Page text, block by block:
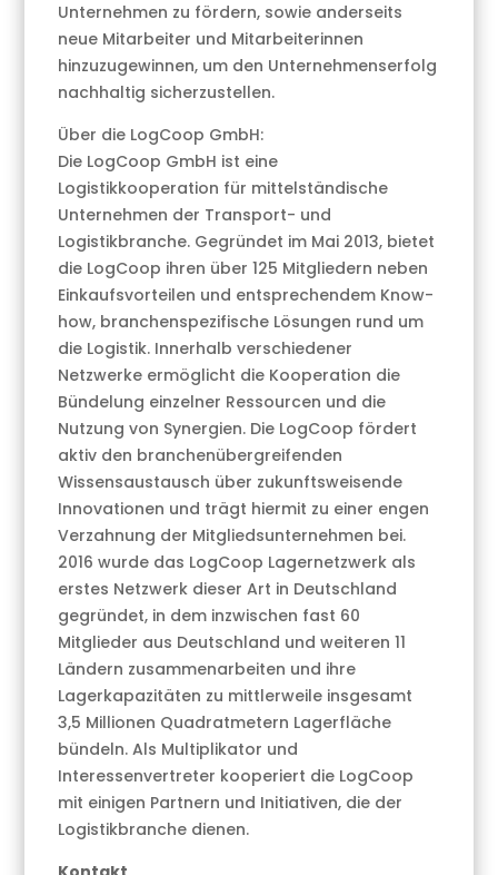
Unternehmen zu fördern, sowie anderseits
neue Mitarbeiter und Mitarbeiterinnen
hinzuzugewinnen, um den Unternehmenserfolg
nachhaltig sicherzustellen.
Über die LogCoop GmbH:
Die LogCoop GmbH ist eine
Logistikkooperation für mittelständische
Unternehmen der Transport- und
Logistikbranche. Gegründet im Mai 2013, bietet
die LogCoop ihren über 125 Mitgliedern neben
Einkaufsvorteilen und entsprechendem Know-
how, branchenspezifische Lösungen rund um
die Logistik. Innerhalb verschiedener
Netzwerke ermöglicht die Kooperation die
Bündelung einzelner Ressourcen und die
Nutzung von Synergien. Die LogCoop fördert
aktiv den branchenübergreifenden
Wissensaustausch über zukunftsweisende
Innovationen und trägt hiermit zu einer engen
Verzahnung der Mitgliedsunternehmen bei.
2016 wurde das LogCoop Lagernetzwerk als
erstes Netzwerk dieser Art in Deutschland
gegründet, in dem inzwischen fast 60
Mitglieder aus Deutschland und weiteren 11
Ländern zusammenarbeiten und ihre
Lagerkapazitäten zu mittlerweile insgesamt
3,5 Millionen Quadratmetern Lagerfläche
bündeln. Als Multiplikator und
Interessenvertreter kooperiert die LogCoop
mit einigen Partnern und Initiativen, die der
Logistikbranche dienen.